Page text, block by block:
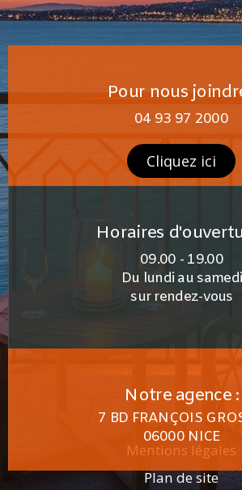
Pour nous
04 93 97 2000
Cliquez ici
Horaires
09.00 - 19.00
Du lundi au samedi
sur rendez-vous
Notre agence :
7 BD FRANÇOIS
06000 NICE
Mentions légales
Plan de site